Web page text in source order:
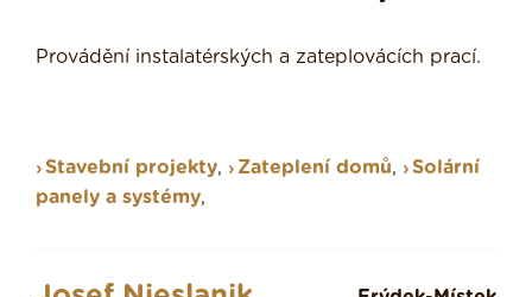
Provádění instalatérských a zateplovácích prací.
Stavební projekty, Zateplení domů,
Solární
panely a systémy,